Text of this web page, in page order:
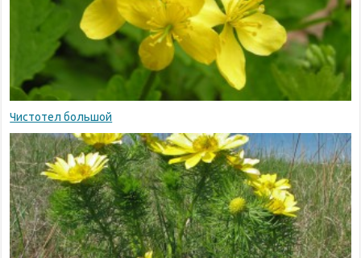
Чистотел большой